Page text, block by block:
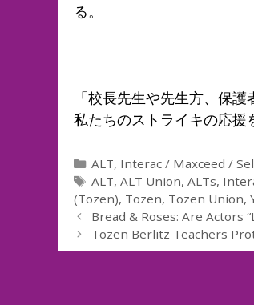
る。
「校長先生や先生方、保
私たちのストライキの応援
Categories
ALT, Interac / Maxceed /
Tags
ALT,ALT Union,ALTs,
(Tozen), Tozen, Tozen Union,
Bread & Roses: Are Actors
Tozen Berlitz Teachers